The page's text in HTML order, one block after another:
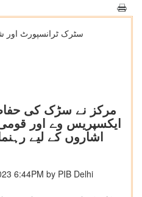
سٹرک ٹرانسپورٹ اور
مرکز نے سڑک کی
ایکسپریس وے اور
اشاروں کے لیے
6:44PM by PIB Delhi